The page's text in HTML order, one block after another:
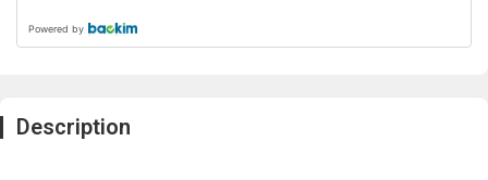
Powered by
Description